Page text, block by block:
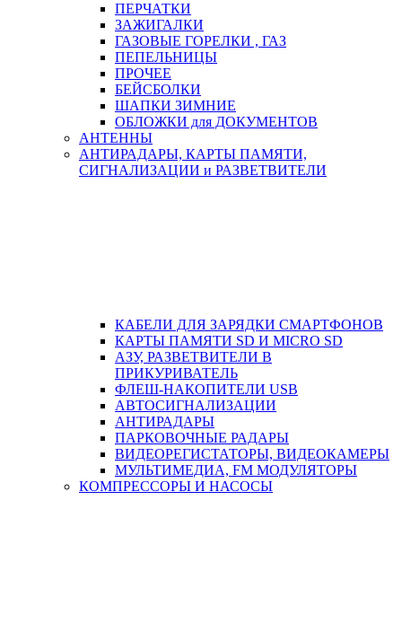
ПЕРЧАТКИ
ЗАЖИГАЛКИ
ГАЗОВЫЕ ГОРЕЛКИ , ГАЗ
ПЕПЕЛЬНИЦЫ
ПРОЧЕЕ
БЕЙСБОЛКИ
ШАПКИ ЗИМНИЕ
ОБЛОЖКИ для ДОКУМЕНТОВ
АНТЕННЫ
АНТИРАДАРЫ, КАРТЫ ПАМЯТИ,
СИГНАЛИЗАЦИИ и РАЗВЕТВИТЕЛИ
КАБЕЛИ ДЛЯ ЗАРЯДКИ СМАРТФОНОВ
КАРТЫ ПАМЯТИ SD И MICRO SD
АЗУ, РАЗВЕТВИТЕЛИ В
ПРИКУРИВАТЕЛЬ
ФЛЕШ-НАКОПИТЕЛИ USB
АВТОСИГНАЛИЗАЦИИ
АНТИРАДАРЫ
ПАРКОВОЧНЫЕ РАДАРЫ
ВИДЕОРЕГИСТАТОРЫ, ВИДЕОКАМЕРЫ
МУЛЬТИМЕДИА, FM МОДУЛЯТОРЫ
КОМПРЕССОРЫ И НАСОСЫ